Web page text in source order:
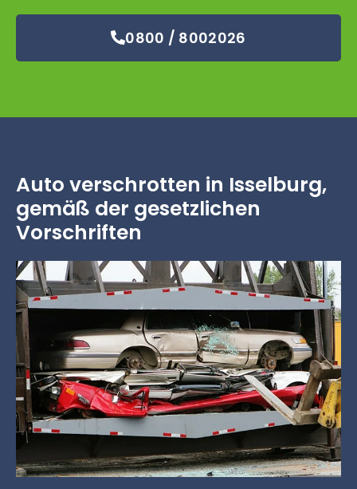
0800 / 8002026
Auto verschrotten in Isselburg,
gemäß der gesetzlichen
Vorschriften